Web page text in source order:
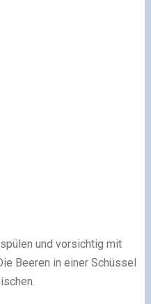
und vorsichtig mit
Beeren in einer Schüssel